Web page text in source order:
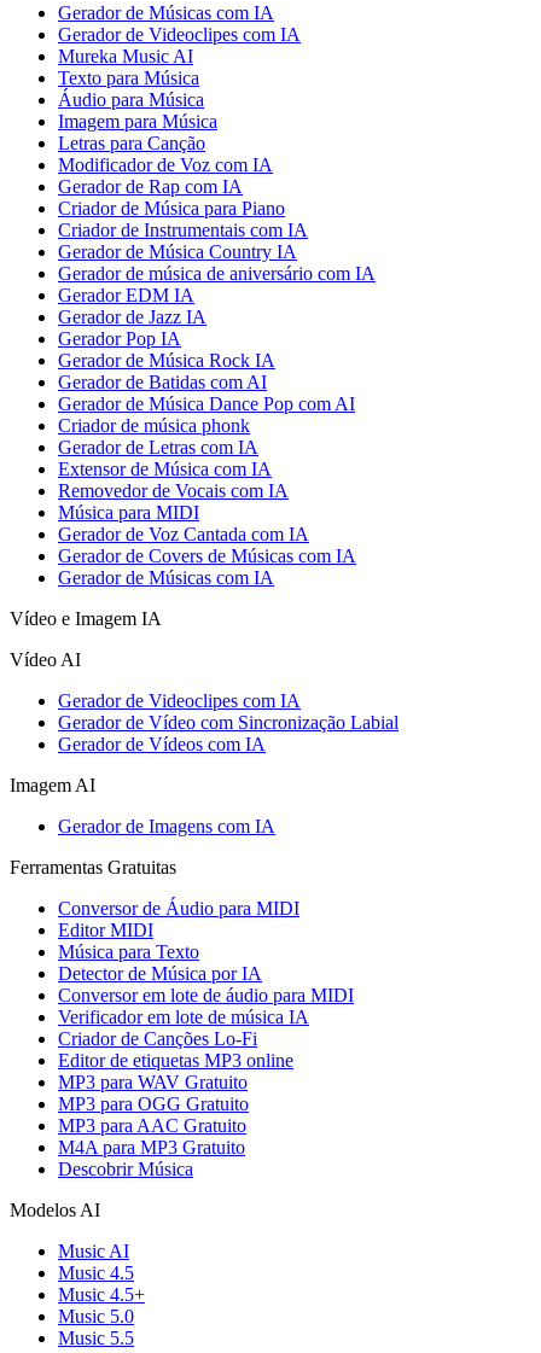
Gerador de Músicas com IA
Gerador de Videoclipes com IA
Mureka Music AI
Texto para Música
Áudio para Música
Imagem para Música
Letras para Canção
Modificador de Voz com IA
Gerador de Rap com IA
Criador de Música para Piano
Criador de Instrumentais com IA
Gerador de Música Country IA
Gerador de música de aniversário com IA
Gerador EDM IA
Gerador de Jazz IA
Gerador Pop IA
Gerador de Música Rock IA
Gerador de Batidas com AI
Gerador de Música Dance Pop com AI
Criador de música phonk
Gerador de Letras com IA
Extensor de Música com IA
Removedor de Vocais com IA
Música para MIDI
Gerador de Voz Cantada com IA
Gerador de Covers de Músicas com IA
Gerador de Músicas com IA
Vídeo e Imagem IA
Vídeo AI
Gerador de Videoclipes com IA
Gerador de Vídeo com Sincronização Labial
Gerador de Vídeos com IA
Imagem AI
Gerador de Imagens com IA
Ferramentas Gratuitas
Conversor de Áudio para MIDI
Editor MIDI
Música para Texto
Detector de Música por IA
Conversor em lote de áudio para MIDI
Verificador em lote de música IA
Criador de Canções Lo-Fi
Editor de etiquetas MP3 online
MP3 para WAV Gratuito
MP3 para OGG Gratuito
MP3 para AAC Gratuito
M4A para MP3 Gratuito
Descobrir Música
Modelos AI
Music AI
Music 4.5
Music 4.5+
Music 5.0
Music 5.5